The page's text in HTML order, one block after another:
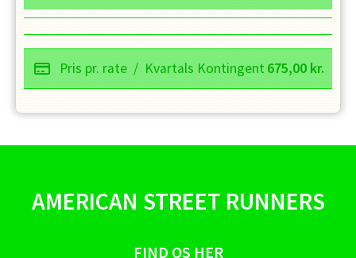
Pris pr. rate/ Kvartals Kontingent 675,00 kr.
AMERICAN STREET RUNNERS
FIND OS HER